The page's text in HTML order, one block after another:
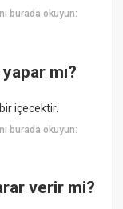
burada okuyun:
mı?
içecektir.
burada okuyun:
verir mi?